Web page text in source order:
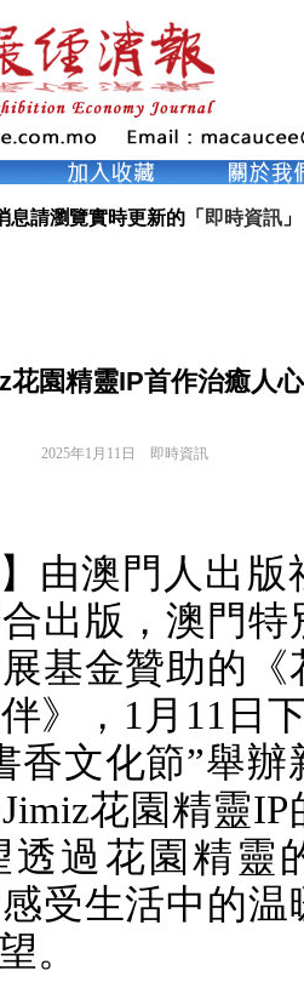
息請瀏覽實時更新的「 即時資訊 」
花園精靈IP首作治癒人心
2025年1月11日 即時資訊
】由澳門人出
出版，澳門特
基金贊助的 《
》 ， 1 月 11 日
香文化節”舉辦
Jimiz花園精靈IP
透過花園精靈
受生活中的温
。